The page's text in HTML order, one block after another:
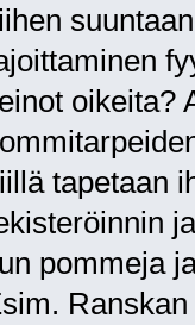
oikeita?
tapetaan
pommeja